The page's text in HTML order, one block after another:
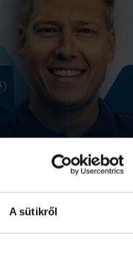
A sütikről